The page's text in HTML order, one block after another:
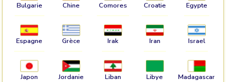
Bulgarie Chine Comores Croatie Egypte
Espagne Grèce Irak Iran Israel
Japon Jordanie Liban Libye Madagascar